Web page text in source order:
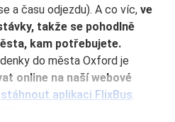
a času odjezdu). A co víc, ve
takže se pohodlně
kam potřebujete.
do města Oxford je
online na naší webové
stáhnout aplikaci FlixBus